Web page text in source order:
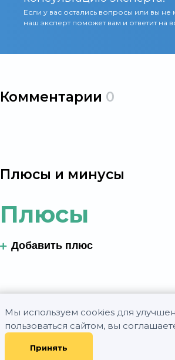
Мы используем cookies для
пользоваться сайтом, вы
Принять
Если у вас остались вопросы или вы не
наш эксперт поможет вам и ответит на
Комментарии 0
Плюсы и минусы
Плюсы
Добавить плюс